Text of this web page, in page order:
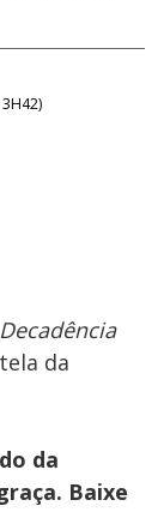
)
da
da
Baixe